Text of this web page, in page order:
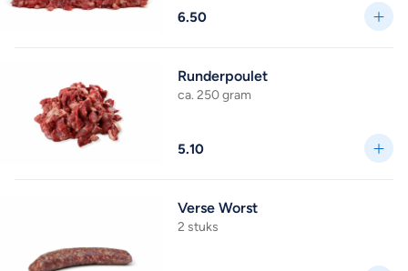
6.50
Runderpoulet
ca. 250 gram
5.10
Verse Worst
2 stuks